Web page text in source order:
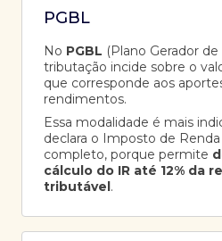
PGBL
No PGBL (Plano Gerador
tributação incide sobre o
que corresponde aos
rendimentos.
Essa modalidade é mais
declara o Imposto de
completo, porque permite
cálculo do IR até 12% da
tributável.